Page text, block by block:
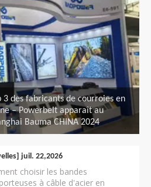
3 des fabricants de courroies en
– Powerbelt apparaît au
Bauma CHINA 2024
juil. 22,2026
choisir les bandes
à câble d'acier en